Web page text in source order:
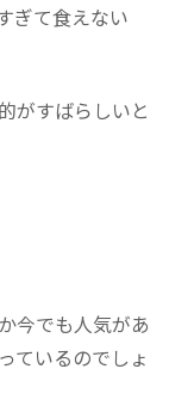
ぎて食えない
がすばらしいと
今でも人気があ
ているのでしょ